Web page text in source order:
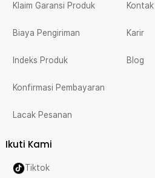
Klaim Garansi Produk
Biaya Pengiriman
Indeks Produk
Konfirmasi Pembayaran
Lacak Pesanan
Kontak
Karir
Blog
Ikuti Kami
Tiktok